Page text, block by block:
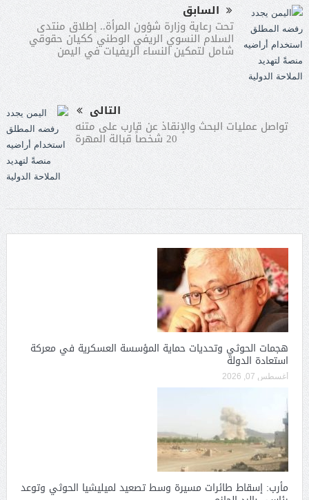
السابق
تحت رعاية وزارة شؤون المرأة.. إطلاق منتدى
السلام النسوي الريفي الوطني ككيان حقوقي
شامل لتمكين النساء الريفيات في اليمن
التالى
تواصل عمليات البحث والإنقاذ عن قارب على متنه
20 شخصاً قبالة المهرة
هجمات الحوثي وتحديات حماية المؤسسة العسكرية في معركة
استعادة الدولة
أغسطس 07, 2026
مأرب: إسقاط طائرات مسيرة وسط تصعيد لميليشيا الحوثي وتوعد